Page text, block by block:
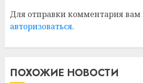
Для отправки комментария
авторизоваться.
ПОХОЖИЕ НОВОСТИ